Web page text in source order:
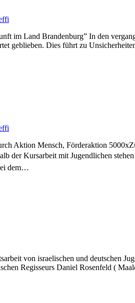
im Land Brandenburg” In den
geblieben. Dies führt zu
Aktion Mensch, Förderaktion
Kursarbeit mit Jugendlichen stehen
dem…
von israelischen und deutschen
Regisseurs Daniel Rosenfeld (